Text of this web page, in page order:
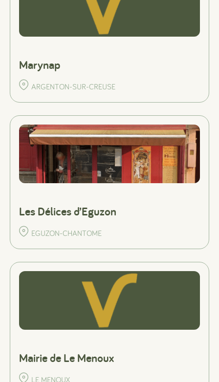
Marynap
ARGENTON-SUR-CREUSE
Les Délices d’Eguzon
EGUZON-CHANTOME
Mairie de Le Menoux
LE MENOUX
# #